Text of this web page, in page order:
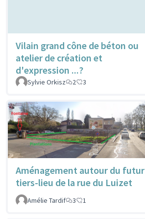
Vilain grand cône de béton ou
atelier de création et
d'expression ...?
Sylvie Orkisz 2 3
Aménagement autour du futur
tiers-lieu de la rue du Luizet
Amélie Tardif
3 1